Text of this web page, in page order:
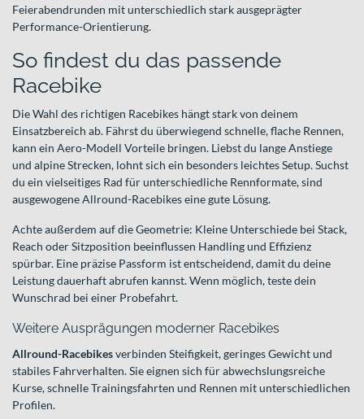
Feierabendrunden mit unterschiedlich stark ausgeprägter
Performance-Orientierung.
So findest du das passende
Racebike
Die Wahl des richtigen Racebikes hängt stark von deinem
Einsatzbereich ab. Fährst du überwiegend schnelle, flache Rennen,
kann ein Aero-Modell Vorteile bringen. Liebst du lange Anstiege
und alpine Strecken, lohnt sich ein besonders leichtes Setup. Suchst
du ein vielseitiges Rad für unterschiedliche Rennformate, sind
ausgewogene Allround-Racebikes eine gute Lösung.
Achte außerdem auf die Geometrie: Kleine Unterschiede bei Stack,
Reach oder Sitzposition beeinflussen Handling und Effizienz
spürbar. Eine präzise Passform ist entscheidend, damit du deine
Leistung dauerhaft abrufen kannst. Wenn möglich, teste dein
Wunschrad bei einer Probefahrt.
Weitere Ausprägungen moderner Racebikes
Allround-Racebikesverbinden Steifigkeit, geringes Gewicht und
stabiles Fahrverhalten. Sie eignen sich für abwechslungsreiche
Kurse, schnelle Trainingsfahrten und Rennen mit unterschiedlichen
Profilen.